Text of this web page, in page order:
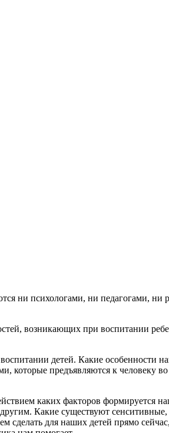
ни психологами, ни педагогами,
возникающих при воспитании
детей. Какие особенности
которые предъявляются к человеку
каких факторов формируется
Какие существуют
сделать для наших детей прямо